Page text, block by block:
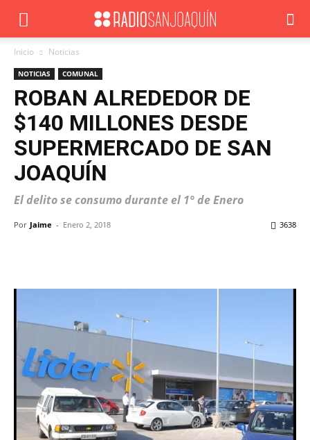
Inicio Noticias
NOTICIAS COMUNAL
ROBAN ALREDEDOR DE
$140 MILLONES DESDE
SUPERMERCADO DE SAN
JOAQUÍN
El delito se consumo durante el 1° de Enero
Por Jaime - Enero 2, 2018 3638